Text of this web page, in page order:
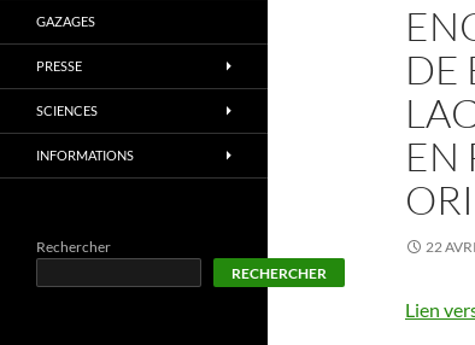
DE
EN
22
Lien
GAZAGES
PRESSE
SCIENCES
INFORMATIONS
Rechercher
RECHERCHER